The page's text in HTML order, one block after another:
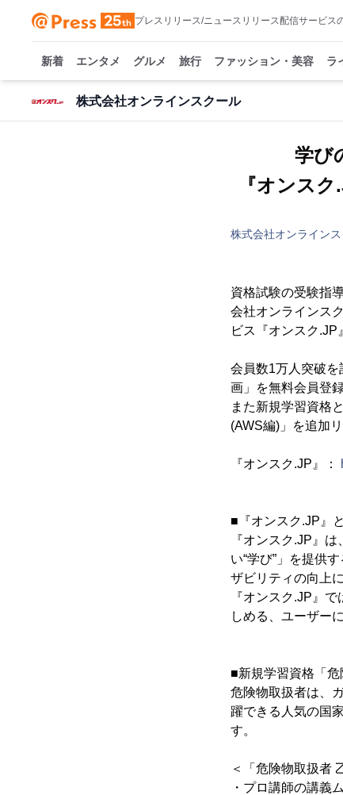
プレスリリース/ニュースリリース配信サービス
新着 エンタメ グルメ 旅行 ファッション・美容 ラ
株式会社オンラインスクール
学び
『オンス
株式会社オンライン
資格試験の受験指
会社オンラインス
ビス『オンスク.JP
会員数1万人突破
画」を無料会員登
また新規学習資格
(AWS編)」を追加
『オンスク.JP』：
■『オンスク.JP』
『オンスク.JP』
い“学び”」を提供
ザビリティの向上
『オンスク.JP』
しめる、ユーザー
■新規学習資格「
危険物取扱者は、
躍できる人気の国
す。
＜「危険物取扱者
・プロ講師の講義